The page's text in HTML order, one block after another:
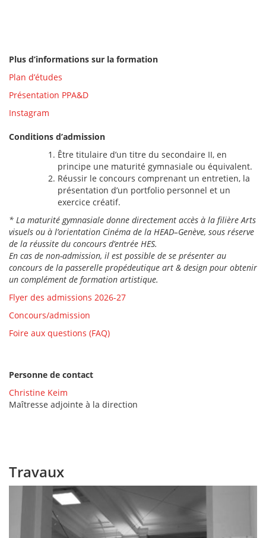
Plus d’informations sur la formation
Plan d’études
Présentation PPA&D
Instagram
Conditions d’admission
Être titulaire d’un titre du secondaire II, en
principe une maturité gymnasiale ou équivalent.
Réussir le concours comprenant un entretien, la
présentation d’un portfolio personnel et un
exercice créatif.
* La maturité gymnasiale donne directement accès à la filière Arts
visuels ou à l’orientation Cinéma de la HEAD–Genève, sous réserve
de la réussite du concours d’entrée HES.
En cas de non-admission, il est possible de se présenter au
concours de la passerelle propédeutique art & design pour obtenir
un complément de formation artistique.
Flyer des admissions 2026-27
Concours/admission
Foire aux questions (FAQ)
Personne de contact
Christine Keim
Maîtresse adjointe à la direction
Travaux